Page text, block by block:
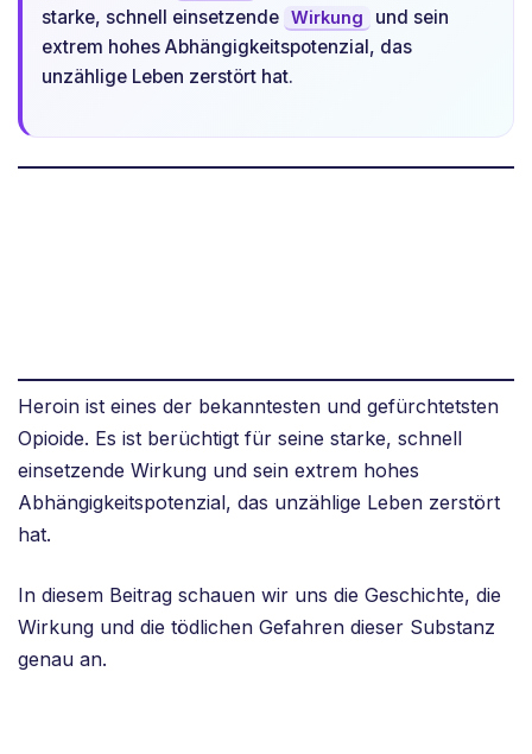
starke, schnell einsetzende
Wirkung
und sein
extrem hohes Abhängigkeitspotenzial, das
unzählige Leben zerstört hat.
Heroin ist eines der bekanntesten und gefürchtetsten
Opioide. Es ist berüchtigt für seine starke, schnell
einsetzende Wirkung und sein extrem hohes
Abhängigkeitspotenzial, das unzählige Leben zerstört
hat.
In diesem Beitrag schauen wir uns die Geschichte, die
Wirkung und die tödlichen Gefahren dieser Substanz
genau an.